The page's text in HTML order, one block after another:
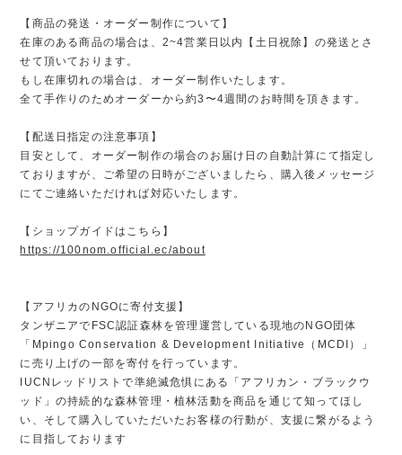
【商品の発送・オーダー制作について】
在庫のある商品の場合は、2~4営業日以内【土日祝除】の発送とさ
せて頂いております。
もし在庫切れの場合は、オーダー制作いたします。
全て手作りのためオーダーから約3〜4週間のお時間を頂きます。
【配送日指定の注意事項】
目安として、オーダー制作の場合のお届け日の自動計算にて指定し
ておりますが、ご希望の日時がございましたら、購入後メッセージ
にてご連絡いただければ対応いたします。
【ショップガイドはこちら】
https://100nom.official.ec/about
【アフリカのNGOに寄付支援】
タンザニアでFSC認証森林を管理運営している現地のNGO団体
「Mpingo Conservation & Development Initiative（MCDI）」
に売り上げの一部を寄付を行っています。
IUCNレッドリストで準絶滅危惧にある「アフリカン・ブラックウ
ッド」の持続的な森林管理・植林活動を商品を通じて知ってほし
い、そして購入していただいたお客様の行動が、支援に繋がるよう
に目指しております